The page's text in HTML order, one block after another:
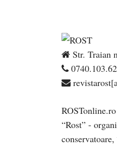
Str. Traian
“Rost” -